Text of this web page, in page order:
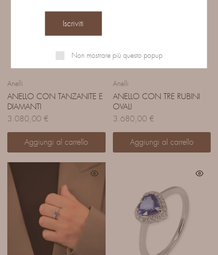
Anelli
ANELLO CON TANZANITE E
DIAMANTI
3.080,00 €
Aggiungi al carrello
Anelli
ANELLO CON TRE RUBINI
OVALI
3.680,00 €
Aggiungi al carrello
Non mostrare più questo popup